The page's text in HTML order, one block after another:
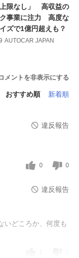
限なし」 高収益の
事業に注力 高度な
ズで1億円超えも？
AUTOCAR JAPAN
メントを非表示にする
おすすめ順 新着順
違反報告
0 0
違反報告
いどころか、何度も